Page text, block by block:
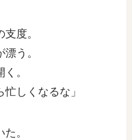
度。
う。
。
忙しくなるな」
。